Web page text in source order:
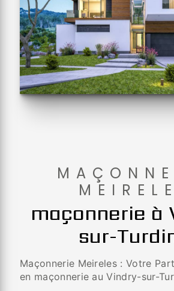
maçonnerie à
sur-
Maçonnerie Meireles : Votre
en maçonnerie au Vindry-sur-